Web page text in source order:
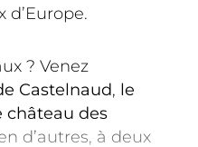
? Venez
Castelnaud, le
château des
d’autres, à deux